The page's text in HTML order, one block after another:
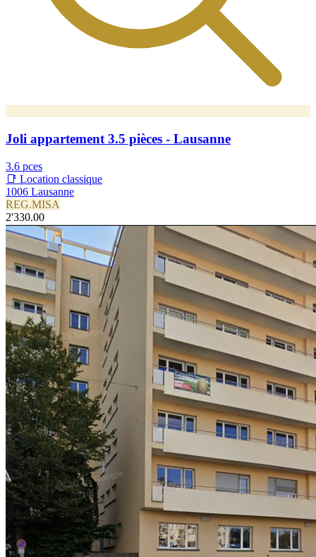
Joli appartement 3.5 pièces - Lausanne
3.6 pces
📑 Location classique
1006 Lausanne
REG.MISA
2'330.00